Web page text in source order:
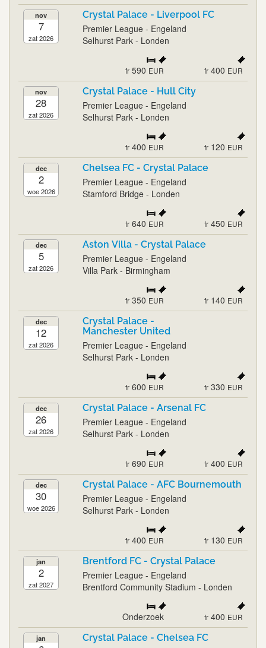
nov
7
zat 2026
Crystal Palace - Liverpool FC
Premier League - Engeland
Selhurst Park - Londen
fr 590 EUR fr 400 EUR
nov
28
zat 2026
Crystal Palace - Hull City
Premier League - Engeland
Selhurst Park - Londen
fr 400 EUR fr 120 EUR
dec
2
woe 2026
Chelsea FC - Crystal Palace
Premier League - Engeland
Stamford Bridge - Londen
fr 640 EUR fr 450 EUR
dec
5
zat 2026
Aston Villa - Crystal Palace
Premier League - Engeland
Villa Park - Birmingham
fr 350 EUR fr 140 EUR
dec
12
zat 2026
Crystal Palace -
Manchester United
Premier League - Engeland
Selhurst Park - Londen
fr 600 EUR fr 330 EUR
dec
26
zat 2026
Crystal Palace - Arsenal FC
Premier League - Engeland
Selhurst Park - Londen
fr 690 EUR fr 400 EUR
dec
30
woe 2026
Crystal Palace - AFC Bournemouth
Premier League - Engeland
Selhurst Park - Londen
fr 400 EUR fr 130 EUR
jan
2
zat 2027
Brentford FC - Crystal Palace
Premier League - Engeland
Brentford Community Stadium - Londen
Onderzoek fr 400 EUR
jan Crystal Palace - Chelsea FC